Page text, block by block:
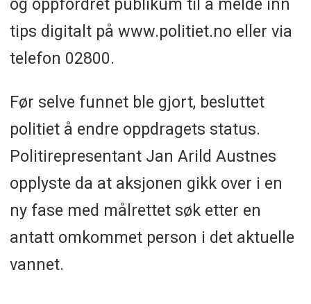
og oppfordret publikum til å melde inn
tips digitalt på www.politiet.no eller via
telefon 02800.
Før selve funnet ble gjort, besluttet
politiet å endre oppdragets status.
Politirepresentant Jan Arild Austnes
opplyste da at aksjonen gikk over i en
ny fase med målrettet søk etter en
antatt omkommet person i det aktuelle
vannet.